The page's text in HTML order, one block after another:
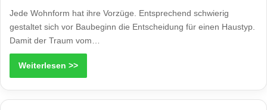
Jede Wohnform hat ihre Vorzüge. Entsprechend schwierig
gestaltet sich vor Baubeginn die Entscheidung für einen Haustyp.
Damit der Traum vom…
Weiterlesen >>